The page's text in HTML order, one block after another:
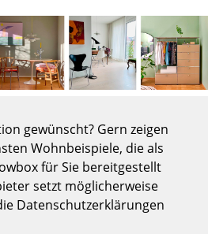
gewünscht? Gern zeigen
Wohnbeispiele, die als
für Sie bereitgestellt
setzt möglicherweise
Datenschutzerklärungen